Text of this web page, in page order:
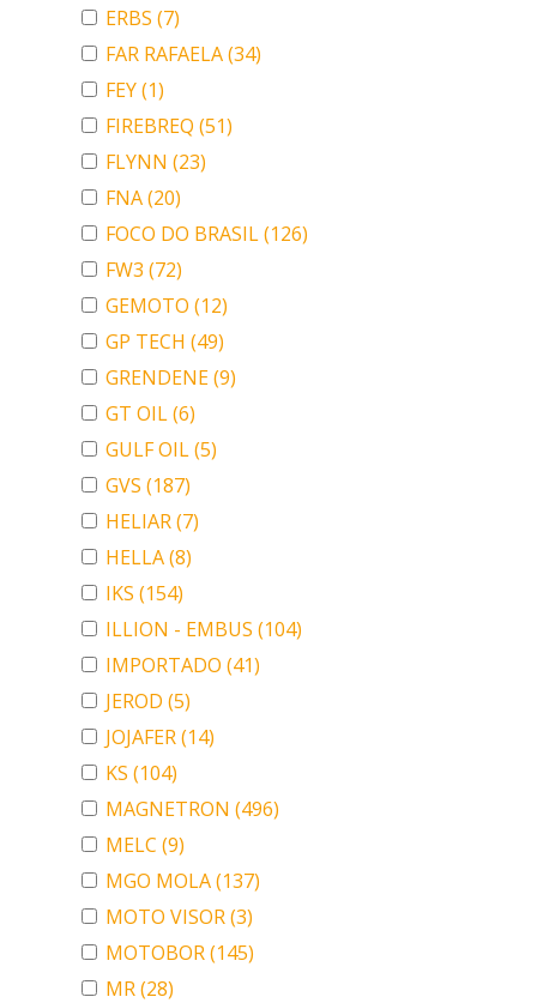
ERBS (7)
FAR RAFAELA(34)
FEY(1)
FIREBREQ (51)
FLYNN (23)
FNA(20)
FOCO DO BRASIL(126)
FW3 (72)
GEMOTO (12)
GP TECH (49)
GRENDENE(9)
GT OIL(6)
GULF OIL(5)
GVS (187)
HELIAR(7)
HELLA(8)
IKS (154)
ILLION - EMBUS (104)
IMPORTADO (41)
JEROD (5)
JOJAFER(14)
KS (104)
MAGNETRON (496)
MELC (9)
MGO MOLA(137)
MOTO VISOR(3)
MOTOBOR(145)
MR(28)